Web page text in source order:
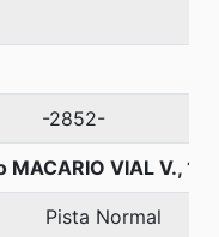
-2852-
MACARIO VIAL V.,
Pista Normal